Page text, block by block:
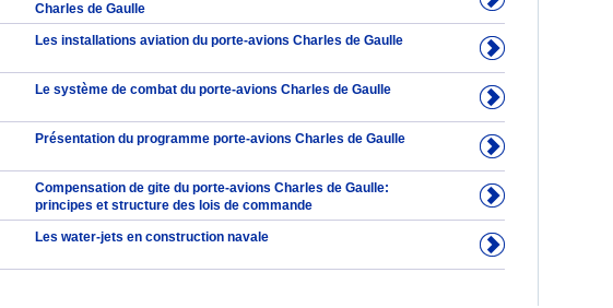
Charles de Gaulle
Les installations aviation du porte-avions Charles de Gaulle
Le système de combat du porte-avions Charles de Gaulle
Présentation du programme porte-avions Charles de Gaulle
Compensation de gite du porte-avions Charles de Gaulle:
principes et structure des lois de commande
Les water-jets en construction navale